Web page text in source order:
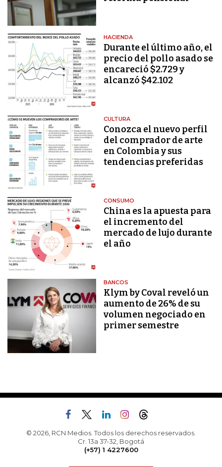
HACIENDA
Durante el último año, el
precio del pollo asado se
encareció $2.729 y
alcanzó $42.102
CULTURA
Conozca el nuevo perfil
del comprador de arte
en Colombia y sus
tendencias preferidas
CONSUMO
China es la apuesta para
el incremento del
mercado de lujo durante
el año
BANCOS
Klym by Coval reveló un
aumento de 26% de su
volumen negociado en
primer semestre
© 2026, RCN Medios. Todos los derechos reservados.
Cr. 13a 37-32, Bogotá
(+57) 1 4227600